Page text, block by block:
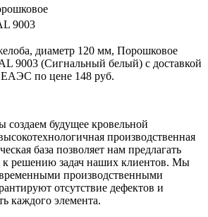
9003
диаметр 120 мм, Порошковое
9003 (Сигнальный белый) с доставкой
по цене 148 руб.
будущее кровельной
производственная
база позволяет нам предлагать
к решению задач наших клиентов. Мы
производственными
отсутствие дефектов и
каждого элемента.